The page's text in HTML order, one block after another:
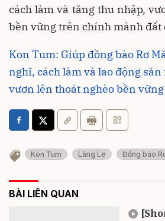
cách làm và tăng thu nhập,
bền vững trên chính mảnh đất
Kon Tum: Giúp đồng bào Rơ
nghĩ, cách làm và lao động
vươn lên thoát nghèo bền vững
Kon Tum Làng Le Đồng bào
BÀI LIÊN QUAN